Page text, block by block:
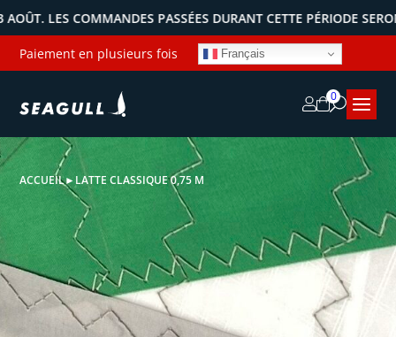
COMMANDES PASSÉES DURANT CETTE PÉRIODE SERONT
Paiement en plusieurs fois Français
0
ACCUEIL►LATTE CLASSIQUE 0,75 M